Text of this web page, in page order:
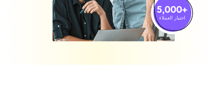
5,000+
اختيار العملاء